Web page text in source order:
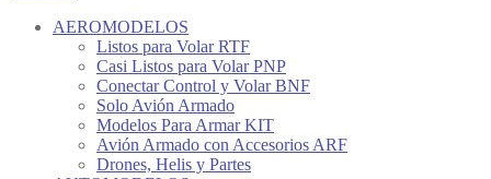
AEROMODELOS
Listos para Volar RTF
Casi Listos para Volar PNP
Conectar Control y Volar BNF
Solo Avión Armado
Modelos Para Armar KIT
Avión Armado con Accesorios ARF
Drones, Helis y Partes